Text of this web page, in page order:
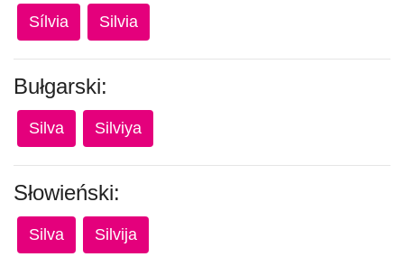
Sílvia Silvia
Bułgarski:
Silva Silviya
Słowieński:
Silva Silvija